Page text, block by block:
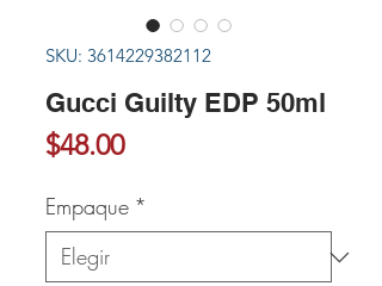
SKU: 3614229382112
Gucci Guilty EDP 50ml
$48.00Precio
Empaque *